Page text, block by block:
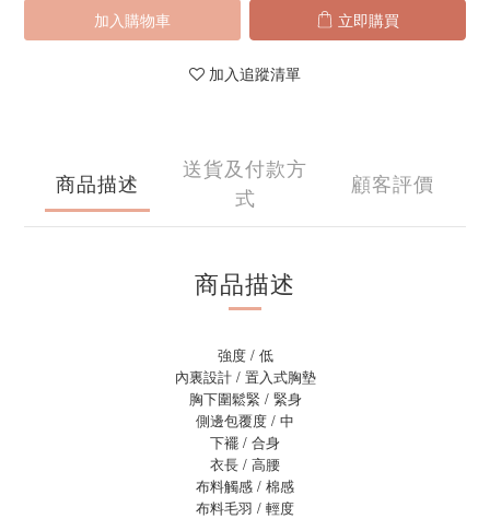
加入購物車 立即購買
加入追蹤清單
商品描述
送貨及付款方
式
顧客評價
商品描述
強度 / 低
內裏設計 / 置入式胸墊
胸下圍鬆緊 / 緊身
側邊包覆度 / 中
下襬 / 合身
衣長 / 高腰
布料觸感 / 棉感
布料毛羽 / 輕度